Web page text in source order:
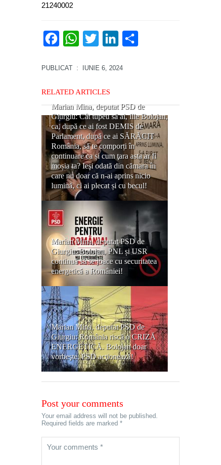
21240002
Facebook
WhatsApp
TwitterLinkedIn
PUBLICAT : IUNIE 6, 2024
RELATED ARTICLES
Marian Mina, deputat PSD de
Giurgiu: Cât tupeu să ai, Ilie Bolojan,
ca, după ce ai fost DEMIS de
Parlament, după ce ai SĂRĂCIT
România, să te comporți în
continuare ca și cum ţara asta ar fi
moșia ta? Ieși odată din cămara în
care nu doar că n-ai aprins nicio
lumină, ci ai plecat și cu becul!
Marian Mina, deputat PSD de
Giurgiu: Bolojan, PNL și USR
continuă să se joace cu securitatea
energetică a României!
Marian Mina, deputat PSD de
Giurgiu: România riscă o CRIZĂ
ENERGETICĂ. Bolojan doar
vorbeşte, PSD acţionează!
Post your comments
Your email address will not be published.
Required fields are marked *